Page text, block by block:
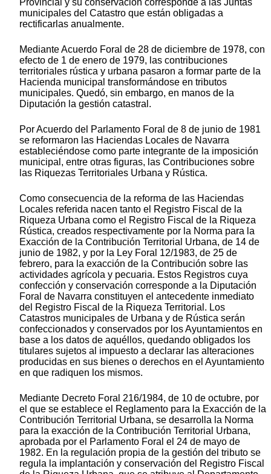
Provincial y su conservación corresponde a las Juntas
municipales del Catastro que están obligadas a
rectificarlas anualmente.
Mediante Acuerdo Foral de 28 de diciembre de 1978, con
efecto de 1 de enero de 1979, las contribuciones
territoriales rústica y urbana pasaron a formar parte de la
Hacienda municipal transformándose en tributos
municipales. Quedó, sin embargo, en manos de la
Diputación la gestión catastral.
Por Acuerdo del Parlamento Foral de 8 de junio de 1981
se reformaron las Haciendas Locales de Navarra
estableciéndose como parte integrante de la imposición
municipal, entre otras figuras, las Contribuciones sobre
las Riquezas Territoriales Urbana y Rústica.
Como consecuencia de la reforma de las Haciendas
Locales referida nacen tanto el Registro Fiscal de la
Riqueza Urbana como el Registro Fiscal de la Riqueza
Rústica, creados respectivamente por la Norma para la
Exacción de la Contribución Territorial Urbana, de 14 de
junio de 1982, y por la Ley Foral 12/1983, de 25 de
febrero, para la exacción de la Contribución sobre las
actividades agrícola y pecuaria. Estos Registros cuya
confección y conservación corresponde a la Diputación
Foral de Navarra constituyen el antecedente inmediato
del Registro Fiscal de la Riqueza Territorial. Los
Catastros municipales de Urbana y de Rústica serán
confeccionados y conservados por los Ayuntamientos en
base a los datos de aquéllos, quedando obligados los
titulares sujetos al impuesto a declarar las alteraciones
producidas en sus bienes o derechos en el Ayuntamiento
en que radiquen los mismos.
Mediante Decreto Foral 216/1984, de 10 de octubre, por
el que se establece el Reglamento para la Exacción de la
Contribución Territorial Urbana, se desarrolla la Norma
para la exacción de la Contribución Territorial Urbana,
aprobada por el Parlamento Foral el 24 de mayo de
1982. En la regulación propia de la gestión del tributo se
regula la implantación y conservación del Registro Fiscal